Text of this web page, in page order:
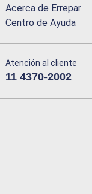
Acerca de Errepar
Centro de Ayuda
Atención al cliente
11 4370-2002